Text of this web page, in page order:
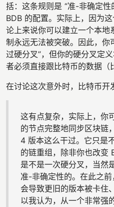
括：这条规则是 “准-非确定
BDB 的配置。实际上，因为
论上来说你可以建立一个本地
制永远无法被突破。因此，你
过硬分叉”，但你的硬分叉定
者必须直接跟比特币的数据（
在讨论这次意外时，比特币
这有点复杂，实际上，你
的节点完整地同步区块链
4 版本这么干过。它只是
的链重组，除非你也改变
是不是一次硬分叉，当然
准-非确定性的。在此之
会导致更旧的版本被卡
以我认为，从一个非常